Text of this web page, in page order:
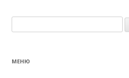
МЕНЮ